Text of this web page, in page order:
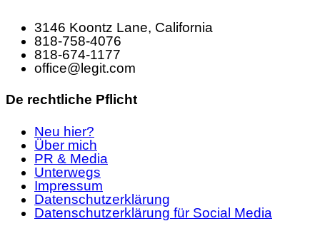
3146 Koontz Lane, California
818-758-4076
818-674-1177
office@legit.com
De rechtliche Pflicht
Neu hier?
Über mich
PR & Media
Unterwegs
Impressum
Datenschutzerklärung
Datenschutzerklärung für Social Media